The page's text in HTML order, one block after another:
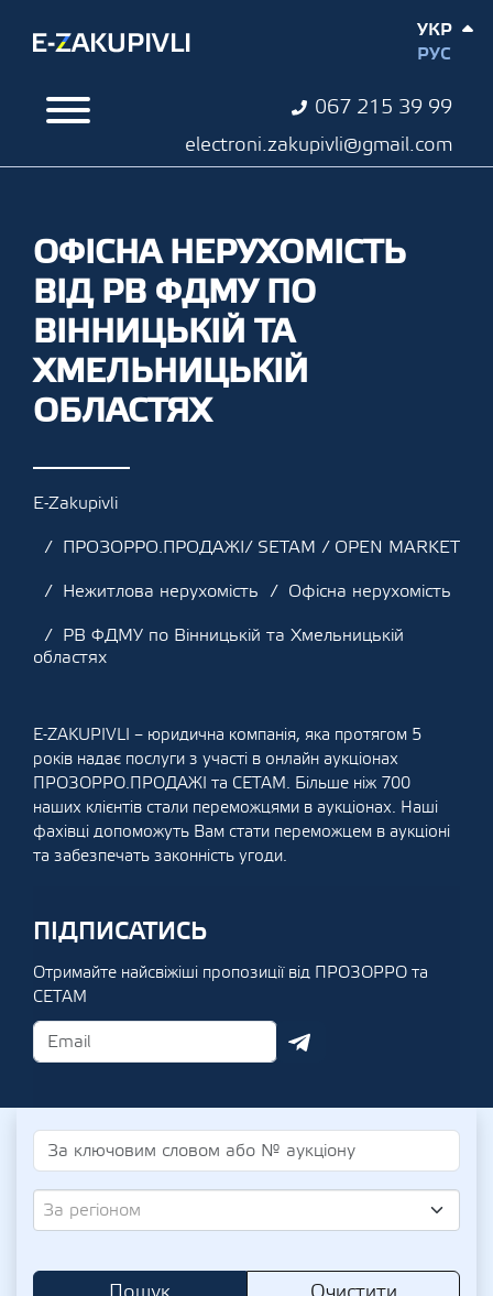
067 215 39 99
electroni.zakupivli@gmail.com
УКР
РУС
ОФІСНА НЕРУХОМІСТЬ
ВІД РВ ФДМУ ПО
ВІННИЦЬКІЙ ТА
ХМЕЛЬНИЦЬКІЙ
ОБЛАСТЯХ
E-Zakupivli
ПРОЗОРРО.ПРОДАЖІ/ SETAM / OPEN MARKET
Нежитлова нерухомість
Офісна нерухомість
РВ ФДМУ по Вінницькій та Хмельницькій
областях
E-ZAKUPIVLI – юридична компанія, яка протягом 5
років надає послуги з участі в онлайн аукціонах
ПРОЗОРРО.ПРОДАЖІ та СЕТАМ. Більше ніж 700
наших клієнтів стали переможцями в аукціонах. Наші
фахівці допоможуть Вам стати переможцем в аукціоні
та забезпечать законність угоди.
ПІДПИСАТИСЬ
Отримайте найсвіжіші пропозиції від ПРОЗОРРО та
СЕТАМ
За регіоном